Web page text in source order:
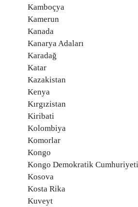
Kamboçya
Kamerun
Kanada
Kanarya Adaları
Karadağ
Katar
Kazakistan
Kenya
Kırgızistan
Kiribati
Kolombiya
Komorlar
Kongo
Kongo Demokratik Cumhuriyeti
Kosova
Kosta Rika
Kuveyt